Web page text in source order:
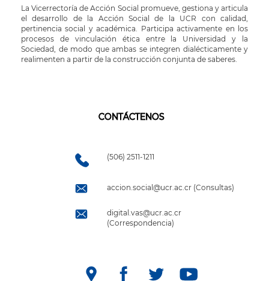
La Vicerrectoría de Acción Social promueve, gestiona y articula
el desarrollo de la Acción Social de la UCR con calidad,
pertinencia social y académica. Participa activamente en los
procesos de vinculación ética entre la Universidad y la
Sociedad, de modo que ambas se integren dialécticamente y
realimenten a partir de la construcción conjunta de saberes.
CONTÁCTENOS
(506) 2511-1211
accion.social@ucr.ac.cr (Consultas)
digital.vas@ucr.ac.cr
(Correspondencia)